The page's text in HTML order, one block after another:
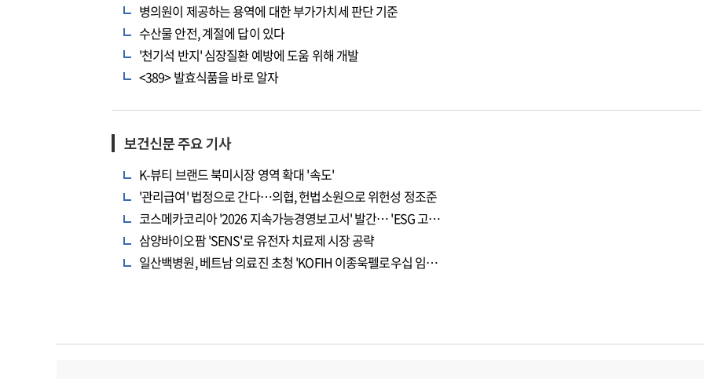
병의원이 제공하는 용역에 대한 부가가치세 판단 기준
수산물 안전, 계절에 답이 있다
'천기석 반지' 심장질환 예방에 도움 위해 개발
<389> 발효식품을 바로 알자
보건신문 주요 기사
K-뷰티 브랜드 북미시장 영역 확대 '속도'
'관리급여' 법정으로 간다…의협, 헌법소원으로 위헌성 정조준
코스메카코리아 '2026 지속가능경영보고서' 발간… 'ESG 고…
삼양바이오팜 'SENS'로 유전자 치료제 시장 공략
일산백병원, 베트남 의료진 초청 'KOFIH 이종욱펠로우십 임…